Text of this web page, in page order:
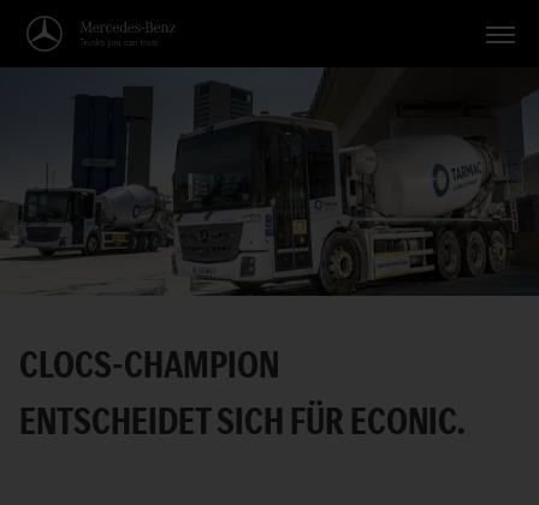
Fahrzeuge
Anwendungen
Themen
Service
Deutsch
CLOCS-CHAMPION
ENTSCHEIDET SICH FÜR ECONIC.